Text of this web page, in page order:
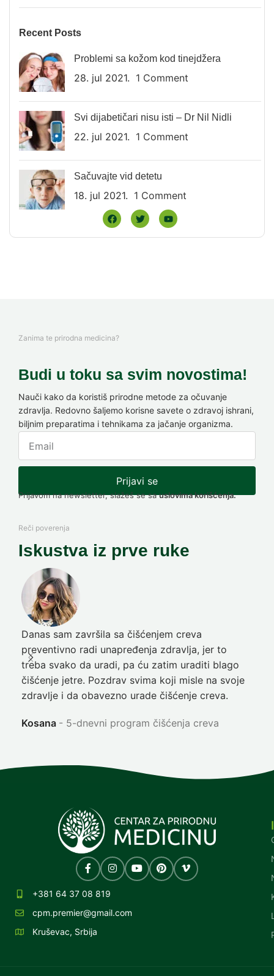
Recent Posts
Problemi sa kožom kod tinejdžera
28. jul 2021. 1 Comment
Svi dijabetičari nisu isti – Dr Nil Nidli
22. jul 2021. 1 Comment
Sačuvajte vid detetu
18. jul 2021. 1 Comment
Zanima te prirodna medicina?
Budi u toku sa svim novostima!
Nauči kako da koristiš prirodne metode za očuvanje
zdravlja. Redovno šaljemo korisne savete o zdravoj ishrani,
biljnim preparatima i tehnikama za jačanje organizma.
Prijavi se
Prijavom na newsletter, slažeš se sauslovima korišćenja.
Reči poverenja
Iskustva iz prve ruke
Danas sam završila sa čišćenjem creva
preventivno radi unapređenja zdravlja, jer to
treba svako da uradi, pa ću zatim uraditi blago
čišćenje jetre. Pozdrav svima koji misle na svoje
zdravlje i da obavezno urade čišćenje creva.
Kosana 5-dnevni program čišćenja creva
+381 64 37 08 819
cpm.premier@gmail.com
Kruševac, Srbija